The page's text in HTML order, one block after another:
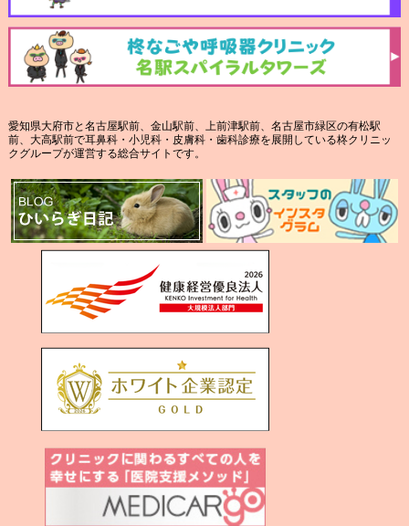
愛知県大府市と名古屋駅前、金山駅前、上前津駅前、名古屋市緑区の有松駅
前、大高駅前で耳鼻科・小児科・皮膚科・歯科診療を展開している柊クリニッ
クグループが運営する総合サイトです。